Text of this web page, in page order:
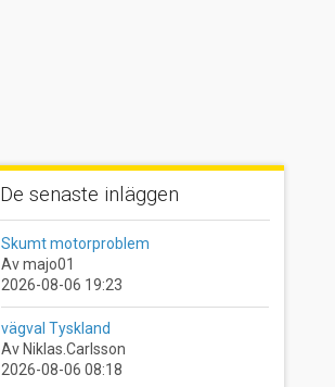
De senaste inläggen
Skumt motorproblem
Av majo01
2026-08-06 19:23
vägval Tyskland
Av Niklas.Carlsson
2026-08-06 08:18